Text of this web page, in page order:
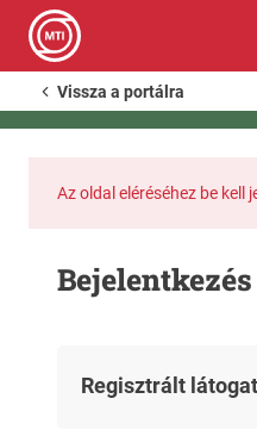
Vissza a portálra
Az oldal eléréséhez be kell
Bejelentkezés
Regisztrált